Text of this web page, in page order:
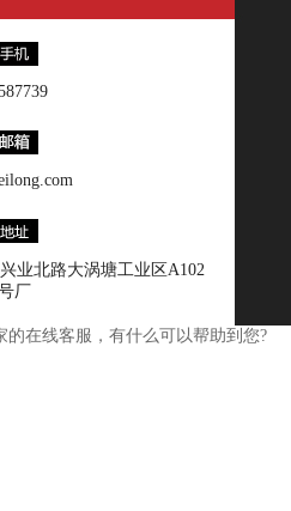
业北路大涡塘工业区A102
厂